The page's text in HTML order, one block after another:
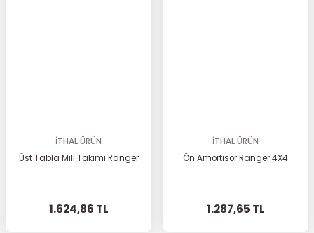
İTHAL ÜRÜN
Üst Tabla Mili Takımı Ranger
1.624,86 TL
İTHAL ÜRÜN
Ön Amortisör Ranger 4X4
1.287,65 TL